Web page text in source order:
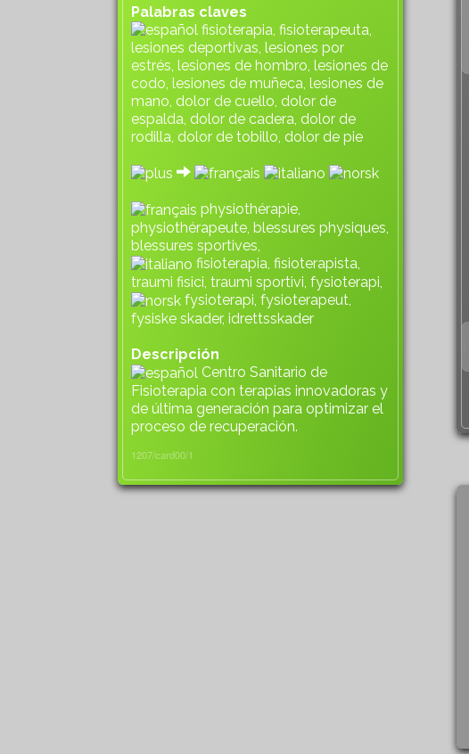
Palabras claves
fisioterapia, fisioterapeuta,
lesiones deportivas, lesiones por
estrés, lesiones de hombro, lesiones de
codo, lesiones de muñeca, lesiones de
mano, dolor de cuello, dolor de
espalda, dolor de cadera, dolor de
rodilla, dolor de tobillo, dolor de pie
physiothérapie,
physiothérapeute, blessures physiques,
blessures sportives,
fisioterapia, fisioterapista,
traumi fisici, traumi sportivi, fysioterapi,
fysioterapi, fysioterapeut,
fysiske skader, idrettsskader
Descripción
Centro Sanitario de
Fisioterapia con terapias innovadoras y
de última generación para optimizar el
proceso de recuperación.
1207/card00/1